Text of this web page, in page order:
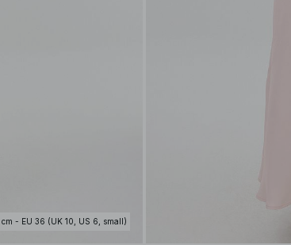
cm - EU 36 (UK 10, US 6, small)